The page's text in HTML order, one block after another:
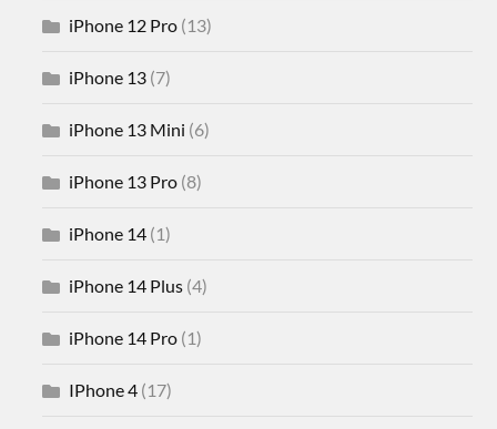
iPhone 12 Pro (13)
iPhone 13 (7)
iPhone 13 Mini (6)
iPhone 13 Pro (8)
iPhone 14 (1)
iPhone 14 Plus (4)
iPhone 14 Pro (1)
IPhone 4 (17)